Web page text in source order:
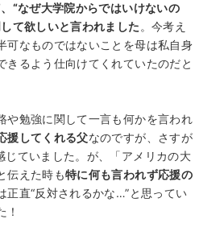
“なぜ大学院からではいけないの
て欲しいと言われました 。今考え
可なものではないことを母は私自身
きるよう仕向けてくれていたのだと
や勉強に関して一言も何かを言われ
援してくれる父なのですが、さすが
ていました。が、「アメリカの大
伝えた時も特に何も言われず応援の
正直“反対されるかな…”と思ってい
！